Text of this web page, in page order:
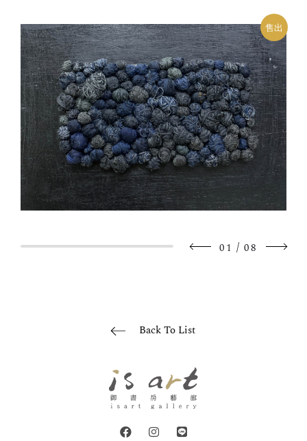
售出
01 / 08
Back To List